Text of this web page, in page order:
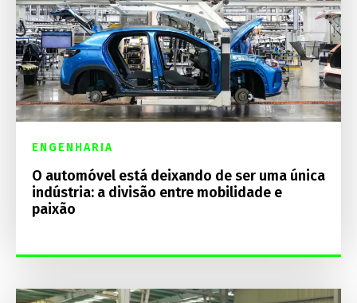
ENGENHARIA
O automóvel está deixando de ser uma única
indústria: a divisão entre mobilidade e
paixão